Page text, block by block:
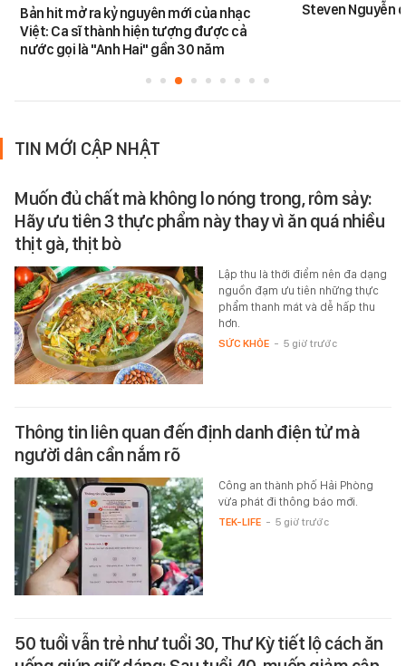
Bản hit mở ra kỷ nguyên mới của nhạc
Việt: Ca sĩ thành hiện tượng được cả
nước gọi là "Anh Hai" gần 30 năm
Steven Nguyễn
TIN MỚI CẬP NHẬT
Muốn đủ chất mà không lo nóng trong, rôm sảy:
Hãy ưu tiên 3 thực phẩm này thay vì ăn quá nhiều
thịt gà, thịt bò
Lập thu là thời điểm nên đa dạng
nguồn đạm ưu tiên những thực
phẩm thanh mát và dễ hấp thu
hơn.
SỨC KHỎE - 5 giờ trước
Thông tin liên quan đến định danh điện tử mà
người dân cần nắm rõ
Công an thành phố Hải Phòng
vừa phát đi thông báo mới.
TEK-LIFE - 5 giờ trước
50 tuổi vẫn trẻ như tuổi 30, Thư Kỳ tiết lộ cách ăn